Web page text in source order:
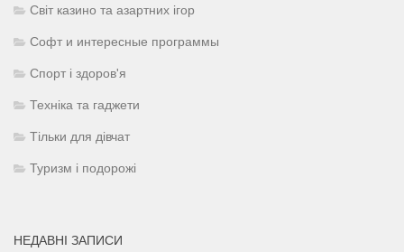
Світ казино та азартних ігор
Софт и интересные программы
Спорт і здоров'я
Техніка та гаджети
Тільки для дівчат
Туризм і подорожі
НЕДАВНІ ЗАПИСИ